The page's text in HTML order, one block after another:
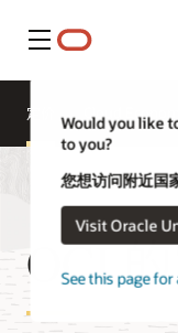
菜单
Would you like
to you?
您想访问附近国
Visit Oracle
See this page
定价 Cloud
OCI